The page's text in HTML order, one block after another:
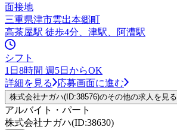
面接地
三重県津市雲出本郷町
高茶屋駅 徒歩4分、津駅、阿漕駅
シフト
1日8時間 週5日からOK
詳細を見る
応募画面に進む
株式会社ナガハ(ID:38576)のその他の求人を見る
アルバイト・パート
株式会社ナガハ(ID:38630)